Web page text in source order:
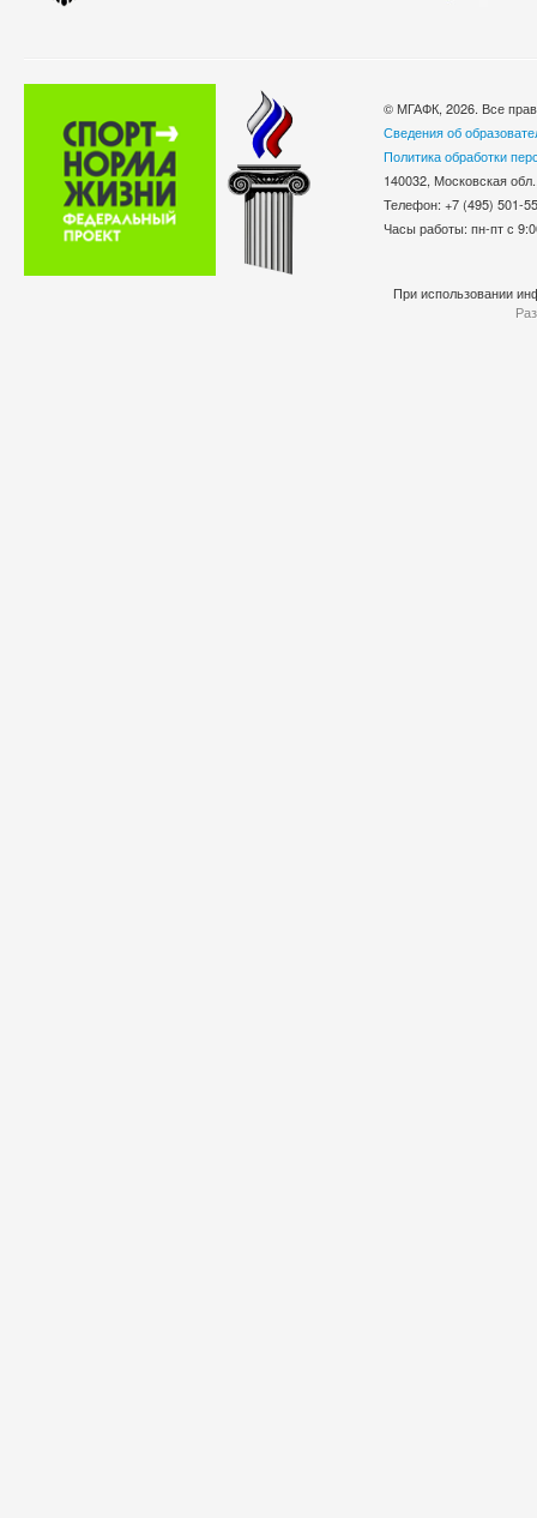
© МГАФК, 2026. Все
Сведения об
Политика обработки
140032, Московская
Телефон: +7 (495)
Часы работы: пн-пт с
При использовании